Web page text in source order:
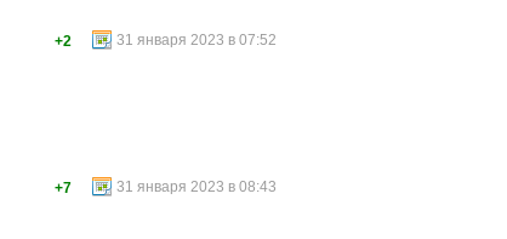
31 января 2023 в 07:52
+2
31 января 2023 в 08:43
+7